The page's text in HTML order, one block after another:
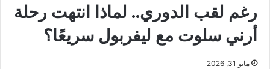
رغم لقب الدوري.. لماذا انتهت رحلة
أرني سلوت مع ليفربول سريعًا؟
مايو 31, 2026